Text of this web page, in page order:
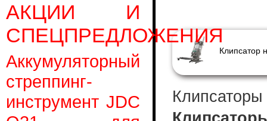
АКЦИИ И
СПЕЦПРЕДЛОЖЕНИЯ
Аккумуляторный
стреппинг-
инструмент JDC
Клипсатор